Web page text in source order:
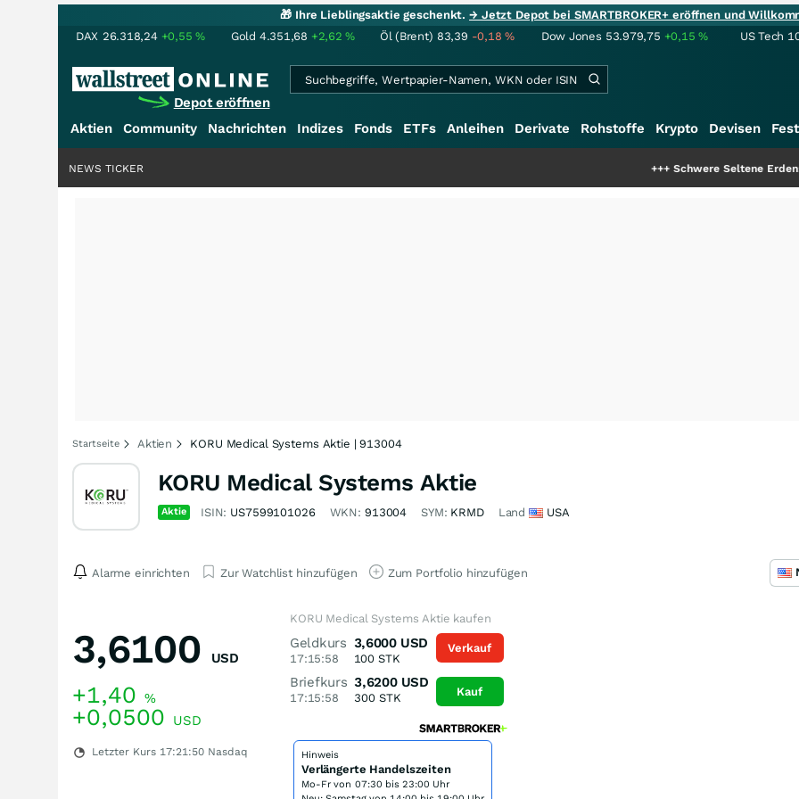
🎁 Ihre Lieblingsaktie geschenkt.→ Jetzt Depot bei SMARTBROKER+ eröffnen und
DAX 26.318,24 +0,55% Gold 4.351,68 +2,62% Öl (Brent) 83,39 -0,18% Dow Jones 53.979,75 +0,15% US Tech
Depot eröffnen
Aktien Community Nachrichten Indizes Fonds ETFs Anleihen Derivate Rohstoffe Krypto Devisen
Schwere Seltene Erden: Entsteht
NEWS TICKER
Startseite Aktien KORU Medical Systems Aktie | 913004
KORU Medical Systems Aktie
Aktie ISIN: US7599101026 WKN: 913004 SYM: KRMD Land USA
Alarme einrichten Zur Watchlist hinzufügen Zum Portfolio hinzufügen
3,6100 USD
+1,40 %
+0,0500 USD
Letzter Kurs 17:21:50 Nasdaq
KORU Medical Systems Aktie kaufen
Geldkurs
17:15:58
3,6000 USD
100 STK
Briefkurs
17:15:58
3,6200 USD
300STK
Verkauf
Kauf
Hinweis
Verlängerte Handelszeiten
Mo-Fr von 07:30 bis 23:00 Uhr